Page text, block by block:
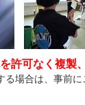
許可なく複製
場合は、事前に